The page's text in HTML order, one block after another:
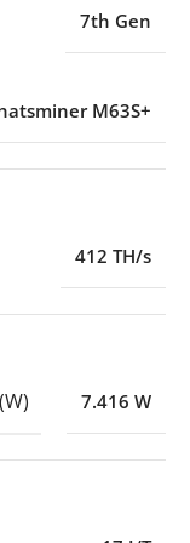
7th Gen
M63S+
412 TH/s
7.416 W